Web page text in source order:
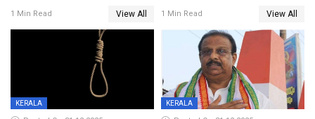
വധശ്രമക്കേസ് പ്രതി പിടിയിൽ
1 Min Read View All 1 Min Read View All
KERALA KERALA